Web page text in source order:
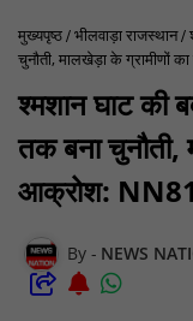
मुख्यपृष्ठ भीलवाड़ा राजस्थान
चुनौती, मालखेड़ा के ग्रामीणों
श्मशान घाट की
तक बना चुनौती,
आक्रोश: NN81
NEWS